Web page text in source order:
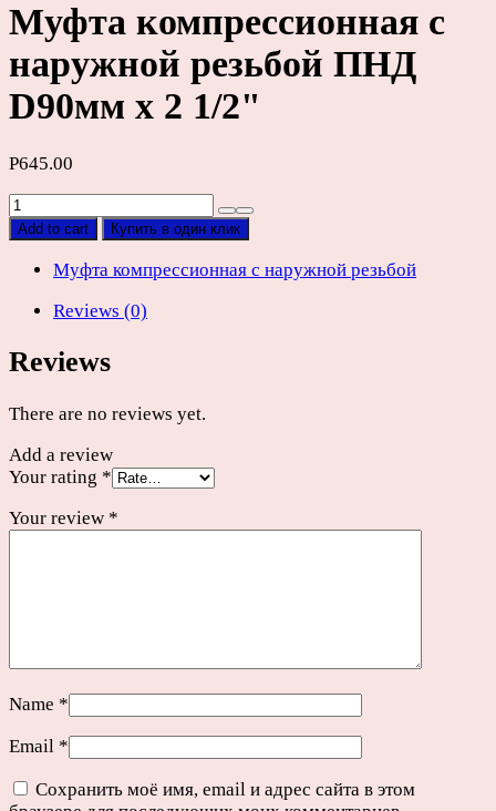
Муфта компрессионная с
наружной резьбой ПНД
D90мм х 2 1/2"
Р645.00
Муфта
компрессионная
наружной
ПНД
х
1/2"
quantity
Add to cart Купить в один клик
Муфта компрессионная с наружной резьбой
Reviews (0)
Reviews
There are no reviews yet.
Add a review
Your rating *
Your review *
Name *
Email *
Сохранить моё имя, email и адрес сайта в этом